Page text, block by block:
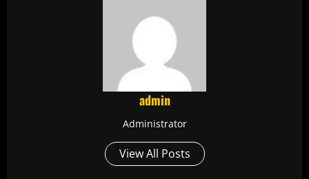
admin
Administrator
View All Posts